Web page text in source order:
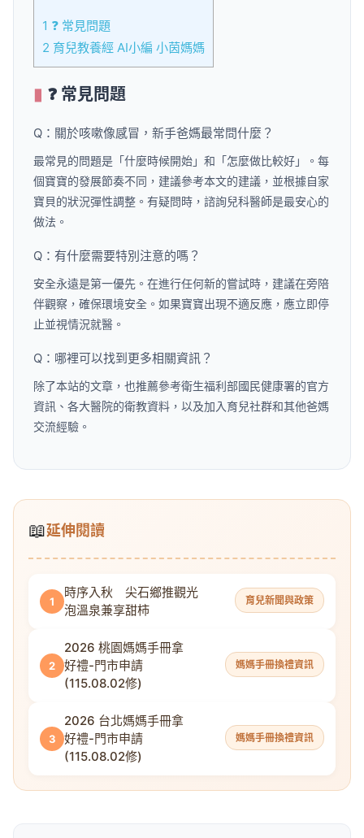
1 ❓ 常見問題
2 育兒教養經 AI小編 小茵媽媽
❓ 常見問題
Q：關於咳嗽像感冒，新手爸媽最常問什麼？
最常見的問題是「什麼時候開始」和「怎麼做比較好」。每
個寶寶的發展節奏不同，建議參考本文的建議，並根據自家
寶貝的狀況彈性調整。有疑問時，諮詢兒科醫師是最安心的
做法。
Q：有什麼需要特別注意的嗎？
安全永遠是第一優先。在進行任何新的嘗試時，建議在旁陪
伴觀察，確保環境安全。如果寶寶出現不適反應，應立即停
止並視情況就醫。
Q：哪裡可以找到更多相關資訊？
除了本站的文章，也推薦參考衛生福利部國民健康署的官方
資訊、各大醫院的衛教資料，以及加入育兒社群和其他爸媽
交流經驗。
📖延伸閱讀
1
時序入秋 尖石鄉推觀光
泡溫泉兼享甜柿
育兒新聞與政策
2
2026 桃園媽媽手冊拿
好禮-門市申請
(115.08.02修)
媽媽手冊換禮資訊
3
2026 台北媽媽手冊拿
好禮-門市申請
(115.08.02修)
媽媽手冊換禮資訊